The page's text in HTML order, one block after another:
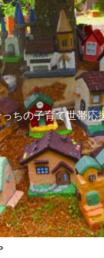
ちの子育て世帯応